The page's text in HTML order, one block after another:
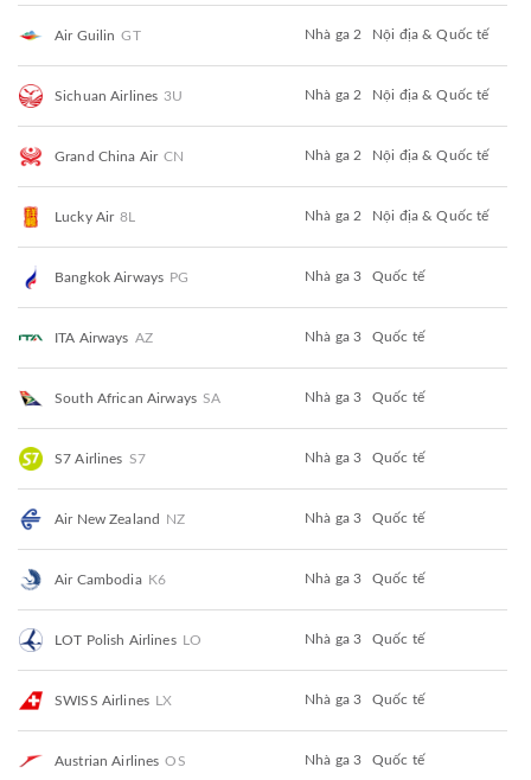
Air Guilin GT Nhà ga 2 Nội địa & Quốc tế
Sichuan Airlines 3U Nhà ga 2 Nội địa & Quốc tế
Grand China Air CN Nhà ga 2 Nội địa & Quốc tế
Lucky Air 8L Nhà ga 2 Nội địa & Quốc tế
Bangkok Airways PG Nhà ga 3 Quốc tế
ITA Airways AZ Nhà ga 3 Quốc tế
South African Airways SA Nhà ga 3 Quốc tế
S7 Airlines S7 Nhà ga 3 Quốc tế
Air New Zealand NZ Nhà ga 3 Quốc tế
Air Cambodia K6 Nhà ga 3 Quốc tế
LOT Polish Airlines LO Nhà ga 3 Quốc tế
SWISS Airlines LX Nhà ga 3 Quốc tế
Austrian Airlines OS Nhà ga 3 Quốc tế